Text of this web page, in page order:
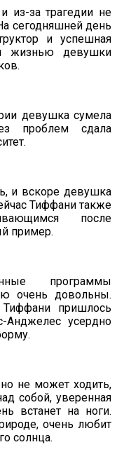
из-за трагедии не
сегодняшней день
и успешная
жизнью девушки
девушка сумела
проблем сдала
и вскоре девушка
Тиффани также
после
пример.
программы
очень довольны.
пришлось
усердно
не может ходить,
собой, уверенная
встанет на ноги.
очень любит
солнца.